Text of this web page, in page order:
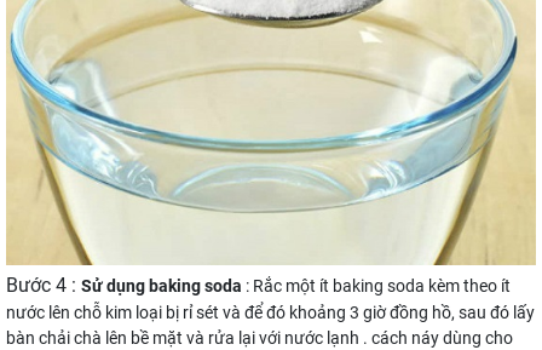
Bước 4 : Sử dụng baking soda : Rắc một ít baking soda kèm theo ít
nước lên chỗ kim loại bị rỉ sét và để đó khoảng 3 giờ đồng hồ, sau đó lấy
bàn chải chà lên bề mặt và rửa lại với nước lạnh . cách náy dùng cho